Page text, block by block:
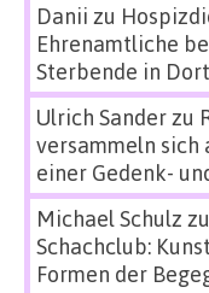
Danii zu
Ehrenamtliche
Sterbende in
Ulrich Sanderzu
versammeln sich
einer Gedenk-
Michael Schulz zu
Schachclub:
Formen der